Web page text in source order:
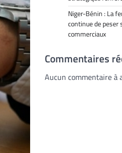
Niger-Bénin : La
continue de peser
commerciaux
Commentaires
Aucun commentaire à